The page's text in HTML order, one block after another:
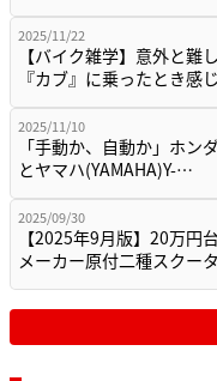
2025/11/22
【バイク雑学】意外と難
『カブ』に乗ったとき感
2025/11/10
「手動か、自動か」ホン
とヤマハ(YAMAHA)Y-…
2025/09/30
【2025年9月版】20万円
メーカー原付二種スクー